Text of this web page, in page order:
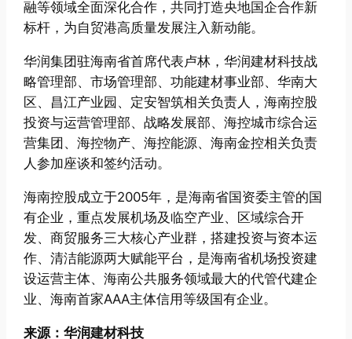
融等领域全面深化合作，共同打造央地国企合作新
标杆，为自贸港高质量发展注入新动能。
华润集团驻海南省首席代表卢林，华润建材科技战
略管理部、市场管理部、功能建材事业部、华南大
区、昌江产业园、定安智筑相关负责人，海南控股
投资与运营管理部、战略发展部、海控城市综合运
营集团、海控物产、海控能源、海南金控相关负责
人参加座谈和签约活动。
海南控股成立于2005年，是海南省国资委主管的国
有企业，重点发展机场及临空产业、区域综合开
发、商贸服务三大核心产业群，搭建投资与资本运
作、清洁能源两大赋能平台，是海南省机场投资建
设运营主体、海南公共服务领域最大的代管代建企
业、海南首家AAA主体信用等级国有企业。
来源：华润建材科技